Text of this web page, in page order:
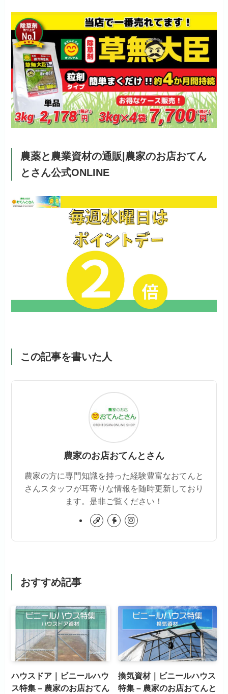
農薬と農業資材の通販|農家のお店おてん
とさん公式ONLINE
この記事を書いた人
農家のお店おてんとさん
農家の方に専門知識を持った経験豊富なおてんと
さんスタッフが耳寄りな情報を随時更新しており
ます。是非ご覧ください！
おすすめ記事
ハウスドア｜ビニールハウ
ス特集 – 農家のお店おてん
換気資材｜ビニールハウス
特集 – 農家のお店おてんと